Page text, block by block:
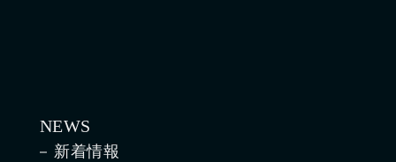
NEWS
新着情報